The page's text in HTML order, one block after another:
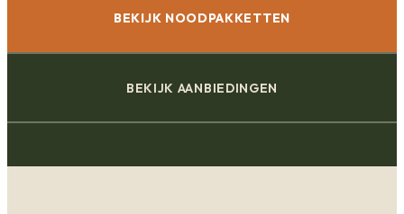
BEKIJK NOODPAKKETTEN
BEKIJK AANBIEDINGEN